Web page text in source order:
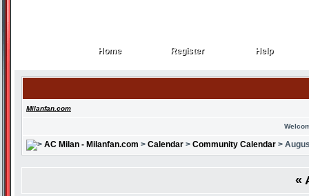
Home
Home Register
Register Help
Help
Milanfan.com
AC Milan - Milanfan.com > Calendar > Community Calendar >
«